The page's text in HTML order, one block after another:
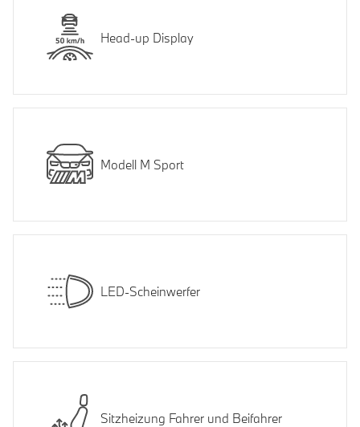
Head-up Display
Modell M Sport
LED-Scheinwerfer
Sitzheizung Fahrer und Beifahrer